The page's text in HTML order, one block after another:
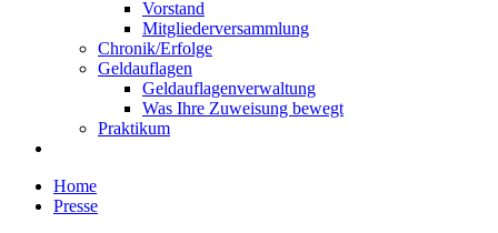
Vorstand
Mitgliederversammlung
Chronik/Erfolge
Geldauflagen
Geldauflagenverwaltung
Was Ihre Zuweisung bewegt
Praktikum
Home
Presse